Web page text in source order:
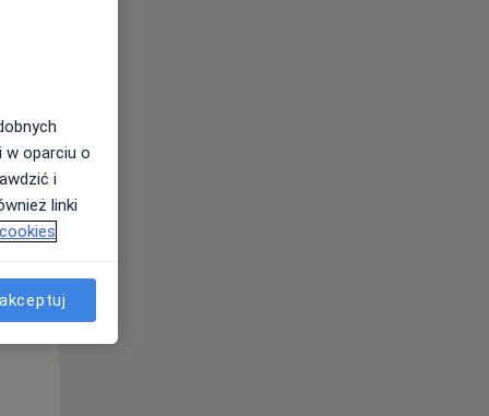
Pon,
10 Sie
w oparciu o
i
linki